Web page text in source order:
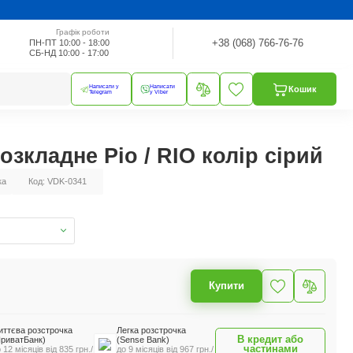
Графік роботи
ПН-ПТ 10:00 - 18:00
СБ-НД 10:00 - 17:00
+38 (068) 766-76-76
Написати у
Telegram
Написати
у Viber
Кошик
Ріо / RIO колір сірий
Код: VDK-0341
Купити
розстрочка
12 місяців від 835 грн./
Легка розстрочка
(Sense Bank)
до 9 місяців від 967 грн./
В кредит або
частинами